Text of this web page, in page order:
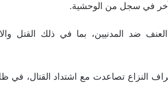
آخر في سجل من الوحشية.
ضد المدنيين، بما في ذلك القتل
النزاع تصاعدت مع اشتداد القتال، في